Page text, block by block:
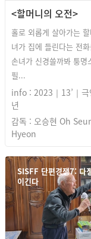
<할머니의 오전>
홀로 외롭게 살아가는
녀가 집에 들린다는 전
손녀가 신경쓸까봐 퉁명
필...
info : 2023｜13’｜극
년
감독 : 오승현 Oh
Hyeon
SISFF 단편경쟁7: 다
이긴다